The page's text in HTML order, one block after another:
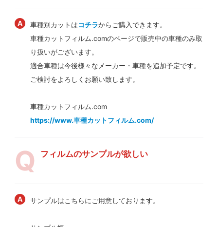
車種別カットはコチラからご購入できます。
車種カットフィルム.comのページで販売中の車種のみ取
り扱いがございます。
適合車種は今後様々なメーカー・車種を追加予定です。
ご検討をよろしくお願い致します。
車種カットフィルム.com
https://www.車種カットフィルム.com/
フィルムのサンプルが欲しい
サンプルはこちらにご用意しております。